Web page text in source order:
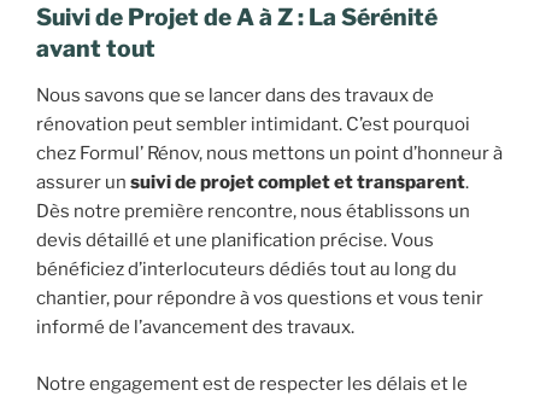
Suivi de Projet de A à Z : La Sérénité
avant tout
Nous savons que se lancer dans des travaux de
rénovation peut sembler intimidant. C’est pourquoi
chez Formul’ Rénov, nous mettons un point d’honneur à
assurer un suivi de projet complet et transparent.
Dès notre première rencontre, nous établissons un
devis détaillé et une planification précise. Vous
bénéficiez d’interlocuteurs dédiés tout au long du
chantier, pour répondre à vos questions et vous tenir
informé de l’avancement des travaux.
Notre engagement est de respecter les délais et le